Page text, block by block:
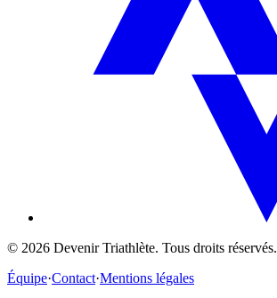
© 2026 Devenir Triathlète. Tous droits réservés.
Équipe·Contact·Mentions légales